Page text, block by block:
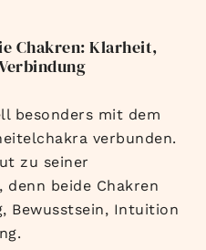
Chakren: Klarheit,
besonders mit dem
verbunden.
zu seiner
denn beide Chakren
Bewusstsein, Intuition